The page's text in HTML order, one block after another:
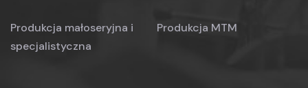
Produkcja małoseryjna i
specjalistyczna
Produkcja MTM